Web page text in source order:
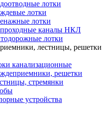
лотки
лотки
лотки
каналы НКЛ
лотки
лестницы, решетки
канализационные
решетки
стремянки
устройства